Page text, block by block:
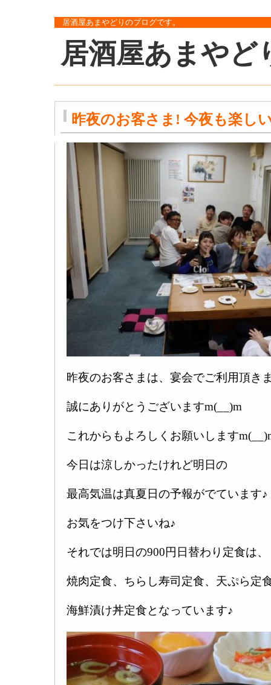
居酒屋あまやどりのブログです。
居酒屋あまやど
昨夜のお客さま! 今夜も楽し
昨夜のお客さまは、宴会でご利用頂き
誠にありがとうございますm(__)m
これからもよろしくお願いします
今日は涼しかったけれど明日の
最高気温は真夏日の予報がでています♪
お気をつけ下さいね♪
それでは明日の900円日替わり定食は、
焼肉定食、ちらし寿司定食、天ぷら定
海鮮漬け丼定食となっています♪